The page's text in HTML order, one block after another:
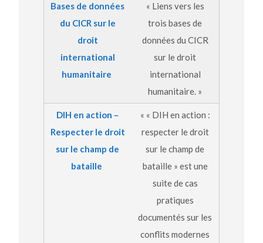
Bases de données
du CICR sur le
droit
international
humanitaire
« Liens vers les
trois bases de
données du CICR
sur le droit
international
humanitaire. »
DIH en action –
Respecter le droit
sur le champ de
bataille
« « DIH en action :
respecter le droit
sur le champ de
bataille » est une
suite de cas
pratiques
documentés sur les
conflits modernes